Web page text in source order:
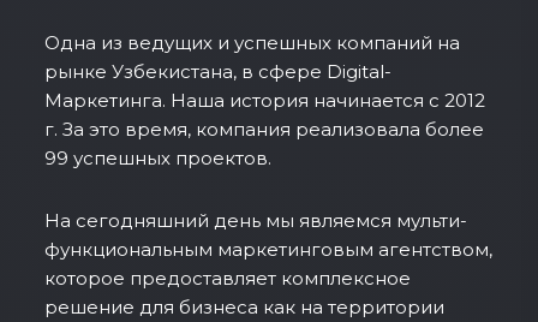
Одна из ведущих и успешных компаний на
рынке Узбекистана, в сфере Digital-
Маркетинга. Наша история начинается с 2012
г. За это время, компания реализовала более
99 успешных проектов.
На сегодняшний день мы являемся мульти-
функциональным маркетинговым агентством,
которое предоставляет комплексное
решение для бизнеса как на территории